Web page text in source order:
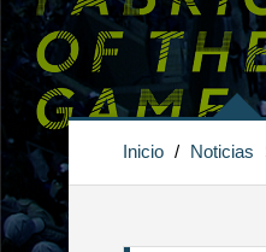
Inicio / Noticias